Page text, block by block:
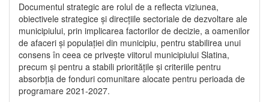
Documentul strategic are rolul de a reflecta viziunea,
obiectivele strategice și direcțiile sectoriale de dezvoltare ale
municipiului, prin implicarea factorilor de decizie, a oamenilor
de afaceri și populației din municipiu, pentru stabilirea unui
consens în ceea ce privește viitorul municipiului Slatina,
precum și pentru a stabili prioritățile și criteriile pentru
absorbția de fonduri comunitare alocate pentru perioada de
programare 2021-2027.